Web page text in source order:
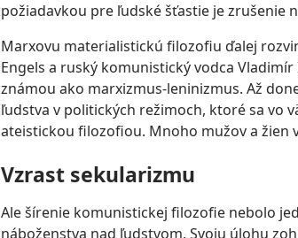
požiadavkou pre ľudské šťastie je zrušenie
Marxovu materialistickú filozofiu ďalej
Engels a ruský komunistický vodca
známou ako marxizmus-leninizmus. Až
ľudstva v politických režimoch, ktoré sa vo
ateistickou filozofiou. Mnoho mužov a žien
Vzrast sekularizmu
Ale šírenie komunistickej filozofie nebolo
náboženstva nad ľudstvom. Svoju úlohu